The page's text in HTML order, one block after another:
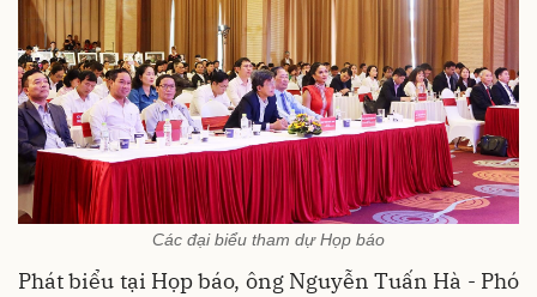
Các đại biểu tham dự Họp báo
Phát biểu tại Họp báo, ông Nguyễn Tuấn Hà - Phó